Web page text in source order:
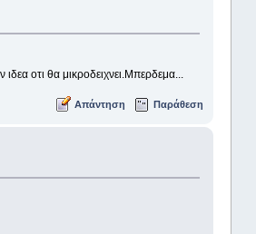
οτι θα μικροδειχνει.Μπερδεμα...
Απάντηση Παράθεση